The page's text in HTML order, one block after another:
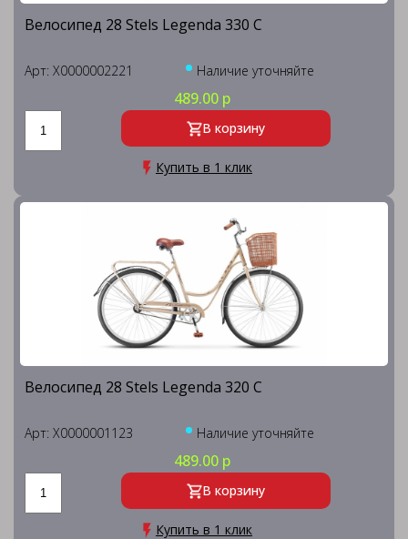
Велосипед 28 Stels Legenda 330 C
Арт: X0000002221 Наличие уточняйте
489.00 р
В корзину
Купить в 1 клик
Велосипед 28 Stels Legenda 320 С
Арт: X0000001123 Наличие уточняйте
489.00 р
В корзину
Купить в 1 клик